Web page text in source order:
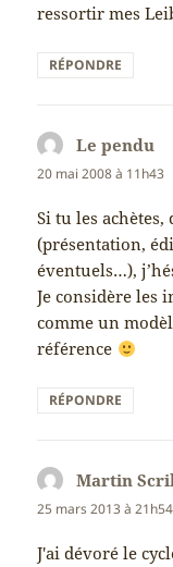
ressortir mes
RÉPONDRE
Le pendu
20 mai 2008 à 11h43
Si tu les
(présentation,
éventuels…),
Je considère les
comme un
référence
RÉPONDRE
Martin
25 mars 2013 à 21h54
J'ai dévoré le